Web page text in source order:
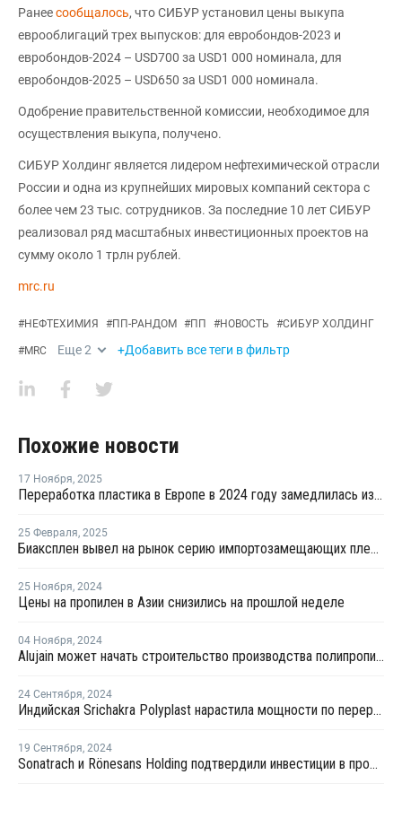
Ранеесообщалось, что СИБУР установил цены выкупа
еврооблигаций трех выпусков: для евробондов-2023 и
евробондов-2024 – USD700 за USD1 000 номинала, для
евробондов-2025 – USD650 за USD1 000 номинала.
Одобрение правительственной комиссии, необходимое для
осуществления выкупа, получено.
СИБУР Холдинг является лидером нефтехимической отрасли
России и одна из крупнейших мировых компаний сектора с
более чем 23 тыс. сотрудников. За последние 10 лет СИБУР
реализовал ряд масштабных инвестиционных проектов на
сумму около 1 трлн рублей.
mrc.ru
#НЕФТЕХИМИЯ #ПП-РАНДОМ #ПП #НОВОСТЬ #СИБУР ХОЛДИНГ
#MRC Еще2 +Добавить все теги в фильтр
Похожие новости
17 Ноября, 2025
Переработка пластика в Европе в 2024 году замедлилась из-за роста импорта и слабого спроса
25 Февраля, 2025
Биаксплен вывел на рынок серию импортозамещающих пленок
25 Ноября, 2024
Цены на пропилен в Азии снизились на прошлой неделе
04 Ноября, 2024
Alujain может начать строительство производства полипропилена Yanbu до конца года
24 Сентября, 2024
Индийская Srichakra Polyplast нарастила мощности по переработке ПЭТ
19 Сентября, 2024
Sonatrach и Rönesans Holding подтвердили инвестиции в проект производства ПП в Турции